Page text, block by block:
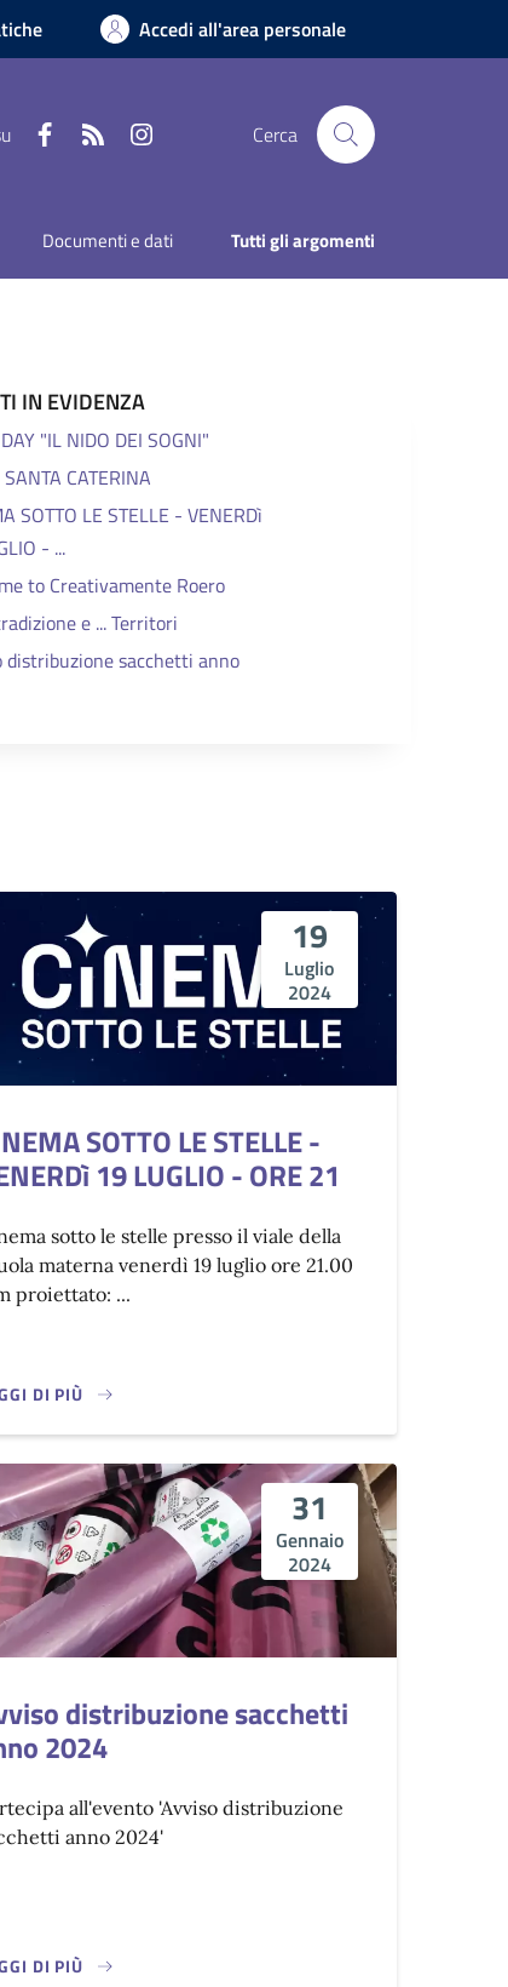
Accedi all'area personale
FacebookRSS Cerca
Documenti e dati Tutti gli argomenti
IN EVIDENZA
"IL NIDO DEI SOGNI"
SANTA CATERINA
SOTTO LE STELLE - VENERDì
- ...
to Creativamente Roero
e ... Territori
distribuzione sacchetti anno
19
Luglio
2024
SOTTO LE STELLE -
19 LUGLIO - ORE 21
sotto le stelle presso il viale della
materna venerdì 19 luglio ore 21.00
proiettato: ...
DI PIÙ
31
Gennaio
2024
distribuzione sacchetti
2024
all'evento 'Avviso distribuzione
anno 2024'
DI PIÙ